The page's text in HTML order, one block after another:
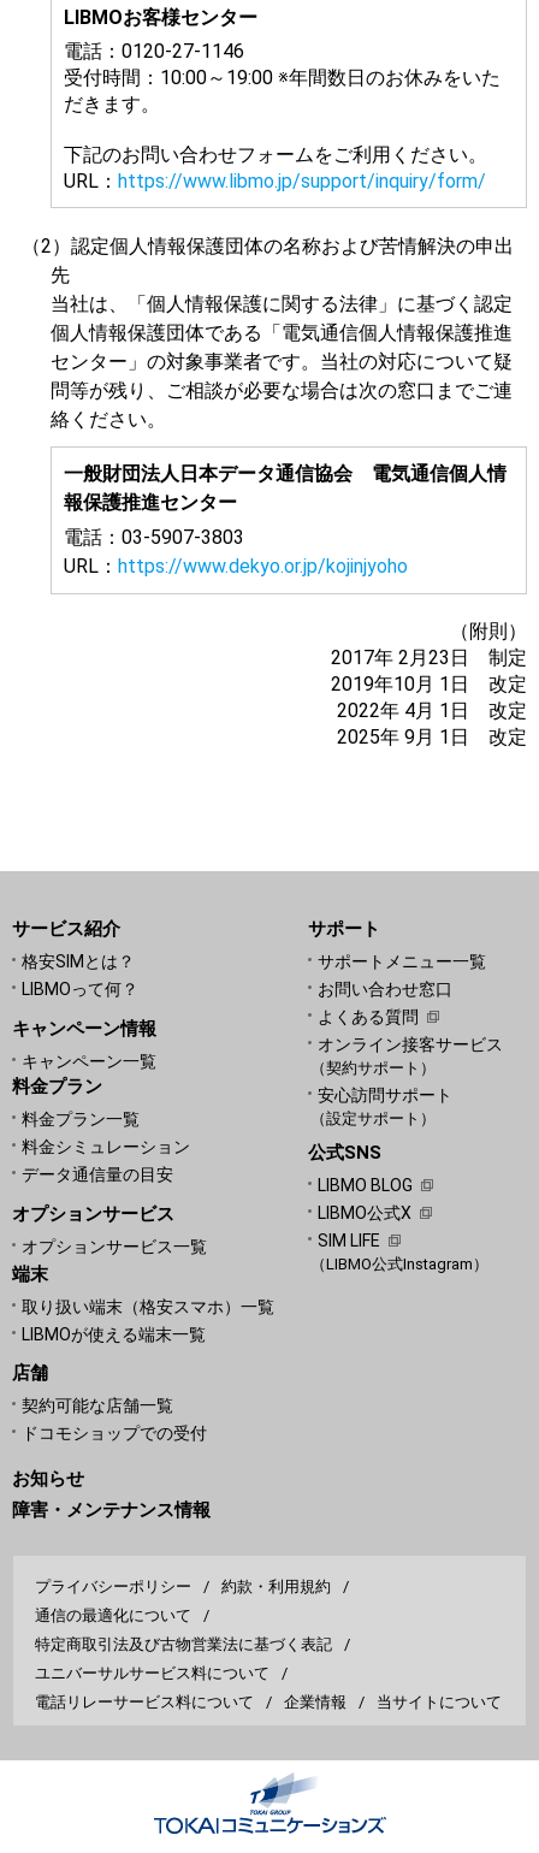
LIBMOお客様センター
電話：0120‐27‐1146
受付時間：10:00～19:00 ※年間数日のお休みをいた
だきます。
下記のお問い合わせフォームをご利用ください。
URL： https://www.libmo.jp/support/inquiry/form/
（2）認定個人情報保護団体の名称および苦情解決の申出
先
当社は、「個人情報保護に関する法律」に基づく認定
個人情報保護団体である「電気通信個人情報保護推進
センター」の対象事業者です。当社の対応について疑
問等が残り、ご相談が必要な場合は次の窓口までご連
絡ください。
一般財団法人日本データ通信協会 電気通信個人情
報保護推進センター
電話：03-5907-3803
URL： https://www.dekyo.or.jp/kojinjyoho
（附則）
2017年 2月23日 制定
2019年10月 1日 改定
2022年 4月 1日 改定
2025年 9月 1日 改定
サービス紹介
格安SIMとは？
LIBMOって何？
キャンペーン情報
キャンペーン一覧
料金プラン
料金プラン一覧
料金シミュレーション
データ通信量の目安
オプションサービス
オプションサービス一覧
端末
取り扱い端末（格安スマホ）一覧
LIBMOが使える端末一覧
店舗
契約可能な店舗一覧
ドコモショップでの受付
サポート
サポートメニュー一覧
お問い合わせ窓口
よくある質問
オンライン接客サービス
（契約サポート）
安心訪問サポート
（設定サポート）
公式SNS
LIBMO BLOG
LIBMO公式X
SIM LIFE
（LIBMO公式Instagram）
お知らせ
障害・メンテナンス情報
プライバシーポリシー
約款・利用規約
通信の最適化について
特定商取引法及び古物営業法に基づく表記
ユニバーサルサービス料について
電話リレーサービス料について
企業情報 当サイトについて